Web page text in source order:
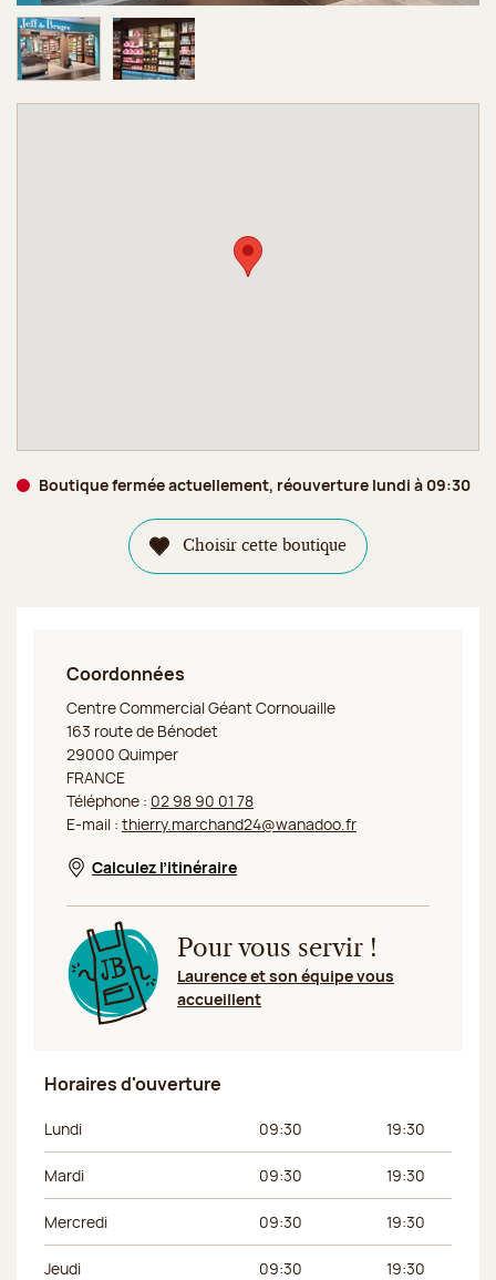
Image 1 sur 2
Boutique fermée actuellement, réouverture lundi à 09:30
Choisir cette boutique
Coordonnées
Jeff de Bruges Quimper
Centre Commercial Géant Cornouaille
163 route de Bénodet
29000 Quimper
FRANCE
Téléphone : 02 98 90 01 78
E-mail : thierry.marchand24@wanadoo.fr
Nouvelle fenêtre
Calculez l’itinéraire
Pour vous servir !
Laurence et son équipe vous
accueillent
Horaires d'ouverture
Jour de la semaine Horaires du matin Horaires de
Lundi 09:30 19:30
Mardi 09:30 19:30
Mercredi 09:30 19:30
Jeudi 09:30 19:30